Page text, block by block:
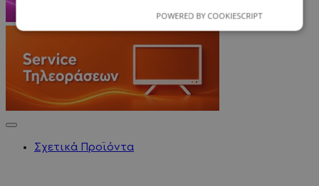
Σχετικά Προϊόντα
POWERED BY COOKIESCRIPT